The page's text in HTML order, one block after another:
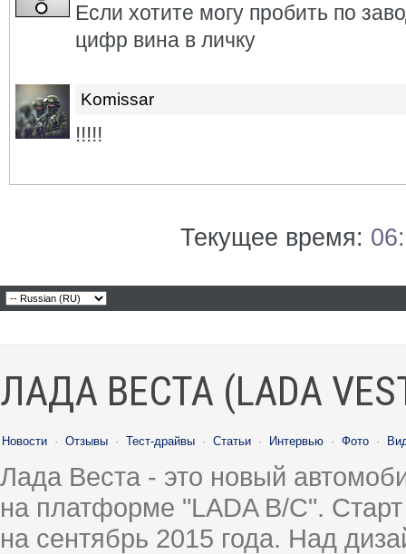
Если хотите могу пробить по
цифр вина в личку
Komissar
!!!!!
Текущее время:
ЛАДА ВЕСТА (LADA
Новости · Отзывы · Тест-драйвы · Статьи · Интервью · Фото ·
Лада Веста - это новый
на платформе "LADA B/C".
на сентябрь 2015 года. Над